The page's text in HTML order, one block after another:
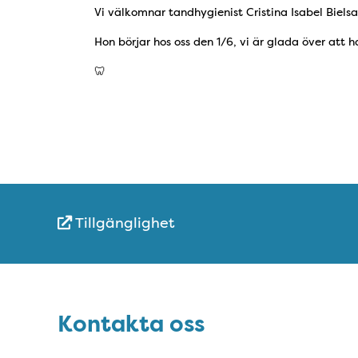
Vi välkomnar tandhygienist Cristina Isabel
Hon börjar hos oss den 1/6, vi är glada över att
🦷
Snabblänkar
Tillgänglighet
Kontakta oss
Kontakta oss